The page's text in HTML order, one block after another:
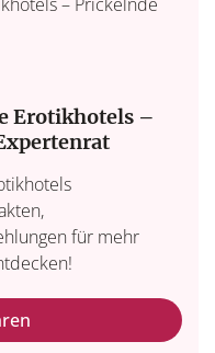
Erotikhotels –
für mehr